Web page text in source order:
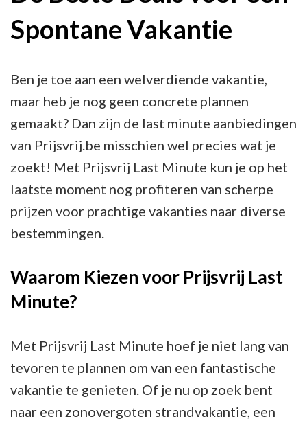
Je
Prijsvrij
Spontane Vakantie
Ben je toe aan een welverdiende vakantie,
maar heb je nog geen concrete plannen
gemaakt? Dan zijn de last minute aanbiedingen
van Prijsvrij.be misschien wel precies wat je
zoekt! Met Prijsvrij Last Minute kun je op het
laatste moment nog profiteren van scherpe
prijzen voor prachtige vakanties naar diverse
bestemmingen.
Waarom Kiezen voor Prijsvrij Last
Minute?
Met Prijsvrij Last Minute hoef je niet lang van
tevoren te plannen om van een fantastische
vakantie te genieten. Of je nu op zoek bent
naar een zonovergoten strandvakantie, een